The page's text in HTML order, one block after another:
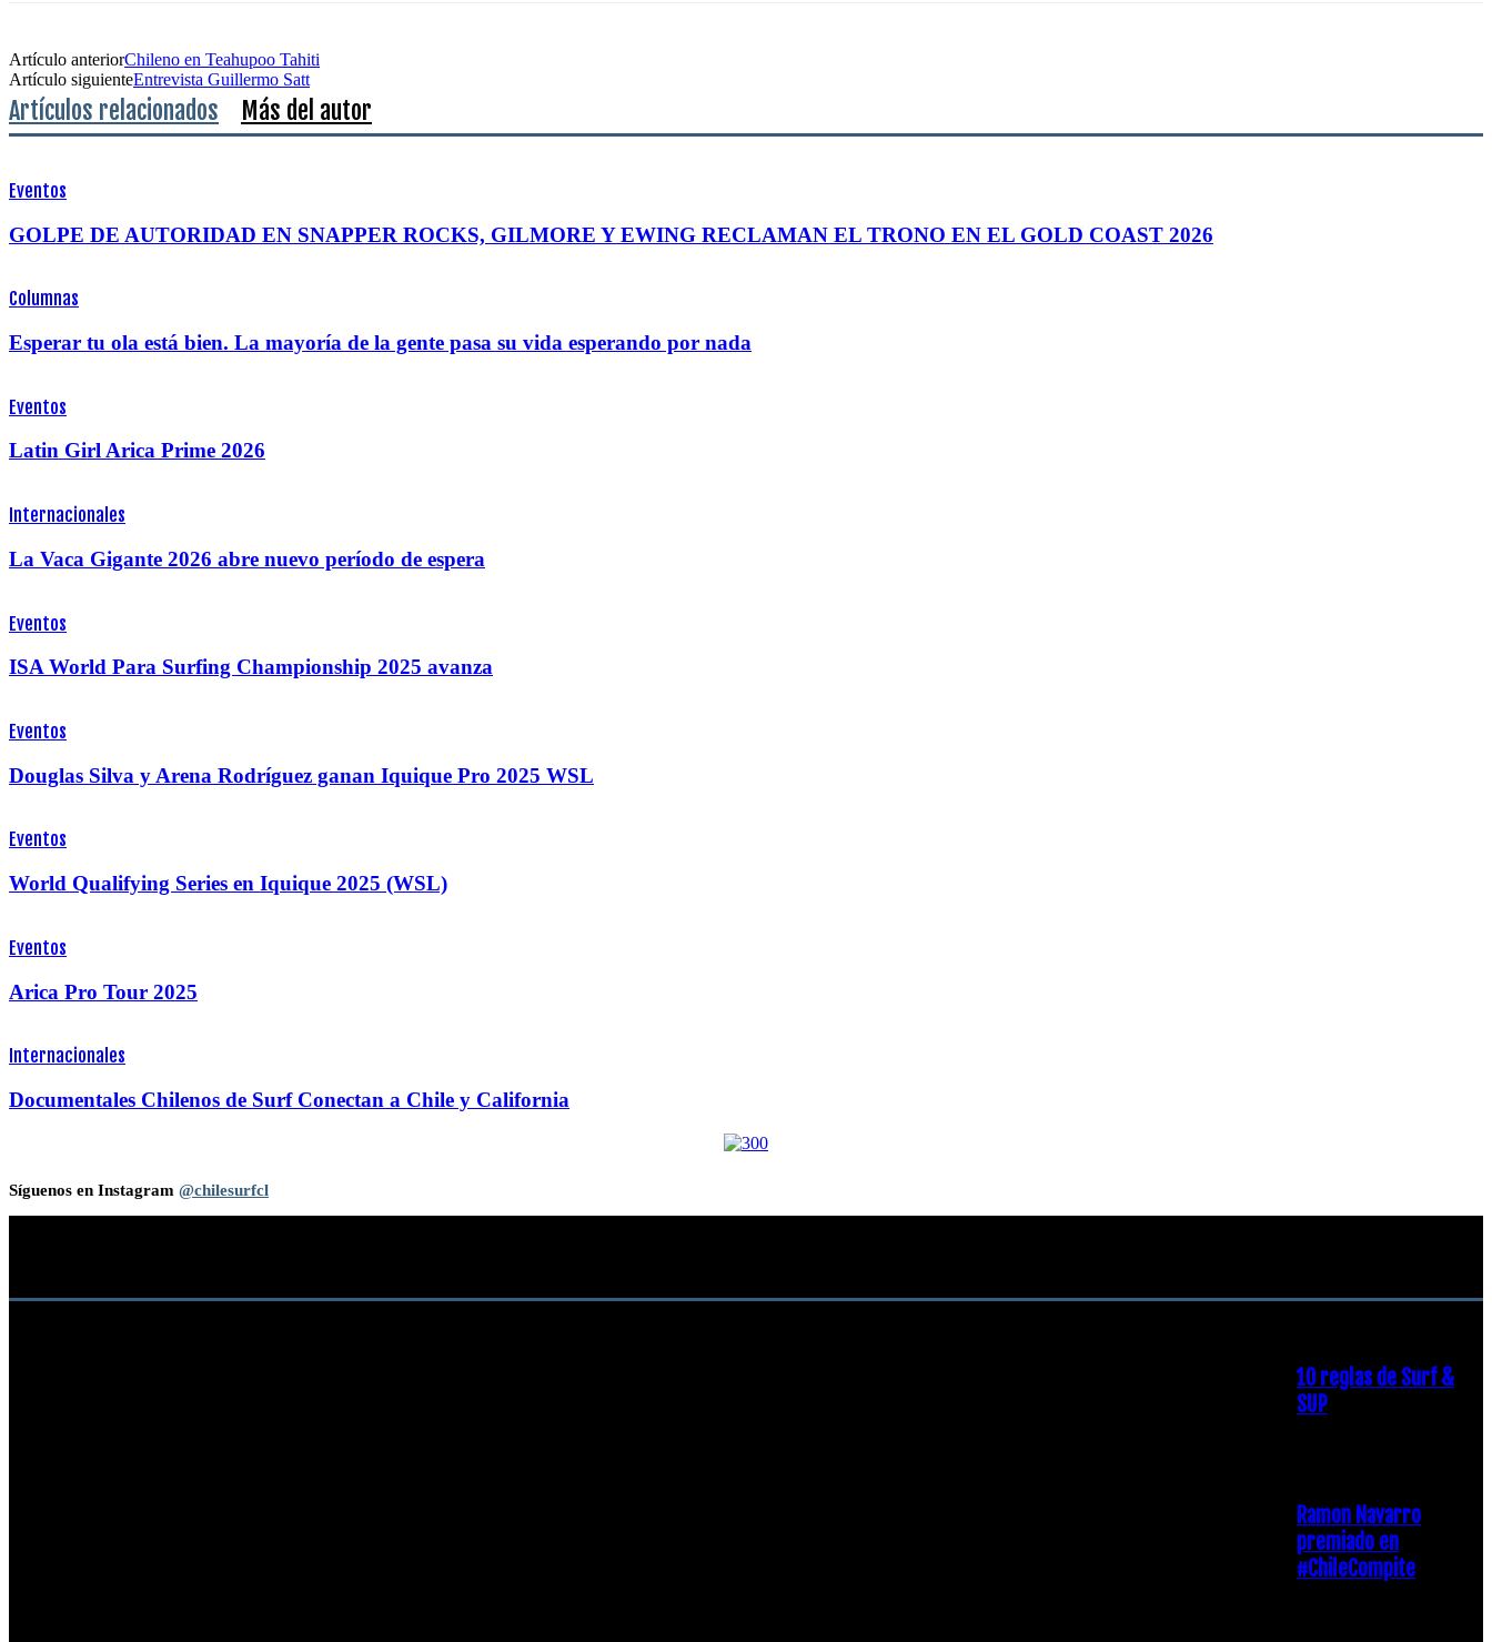
Artículo anteriorChileno en Teahupoo Tahiti
Artículo siguienteEntrevista Guillermo Satt
Artículos relacionados Más del autor
Eventos
GOLPE DE AUTORIDAD EN SNAPPER ROCKS, GILMORE Y EWING RECLAMAN EL TRONO EN EL GOLD COAST 2026
Columnas
Esperar tu ola está bien. La mayoría de la gente pasa su vida esperando por nada
Eventos
Latin Girl Arica Prime 2026
Internacionales
La Vaca Gigante 2026 abre nuevo período de espera
Eventos
ISA World Para Surfing Championship 2025 avanza
Eventos
Douglas Silva y Arena Rodríguez ganan Iquique Pro 2025 WSL
Eventos
World Qualifying Series en Iquique 2025 (WSL)
Eventos
Arica Pro Tour 2025
Internacionales
Documentales Chilenos de Surf Conectan a Chile y California
Síguenos en Instagram @chilesurfcl
10 reglas de Surf &
SUP
Ramon Navarro
premiado en
#ChileCompite